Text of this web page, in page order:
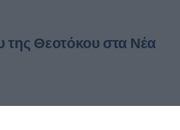
της Θεοτόκου στα Νέα